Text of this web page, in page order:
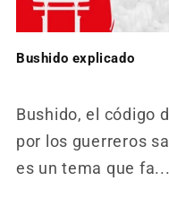
Bushido explicado
Bushido, el código
por los guerreros
es un tema que fa...